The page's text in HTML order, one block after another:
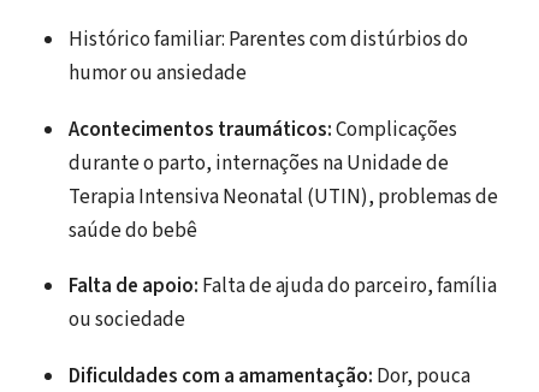
Histórico familiar: Parentes com distúrbios do
humor ou ansiedade
Acontecimentos traumáticos:Complicações
durante o parto, internações na Unidade de
Terapia Intensiva Neonatal (UTIN), problemas de
saúde do bebê
Falta de apoio: Falta de ajuda do parceiro, família
ou sociedade
Dificuldades com a amamentação: Dor, pouca